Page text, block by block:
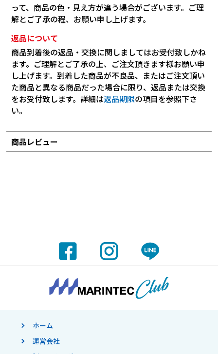
って、商品の色・見え方が違う場合がございます。ご理
解とご了承の程、お願い申し上げます。
返品について
商品到着後の返品・交換に関しましてはお受付致しかね
ます。ご理解とご了承の上、ご注文頂きます様お願い申
し上げます。到着した商品が不良品、またはご注文頂い
た商品と異なる商品だった場合に限り、返品または交換
をお受付致します。詳細は返品期限の項目を参照下さ
い。
商品レビュー
ホーム
運営会社